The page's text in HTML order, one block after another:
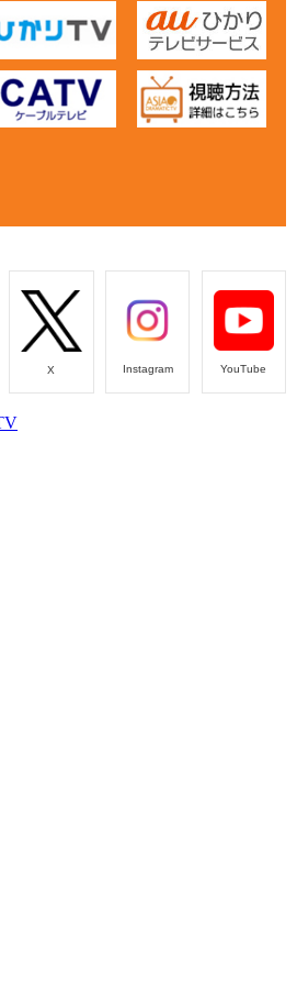
X Instagram YouTube